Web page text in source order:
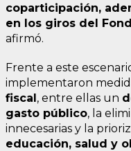
coparticipación,
en los giros del
afirmó.
Frente a este
implementaron
fiscal, entre ellas un
gasto público, la
innecesarias y la
educación, salud y